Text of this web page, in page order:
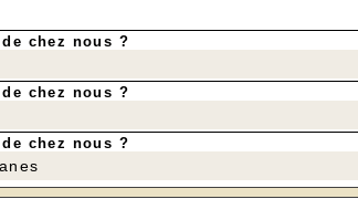
Périgordine des Amis des
à eau ou à vent, c'est les
soient causées par des
vont évoluer. Le moulin
reprendraient-ils pas une place dans
producteurs, ils attendent votre visite.
chez nous ?
chez nous ?
chez nous ?